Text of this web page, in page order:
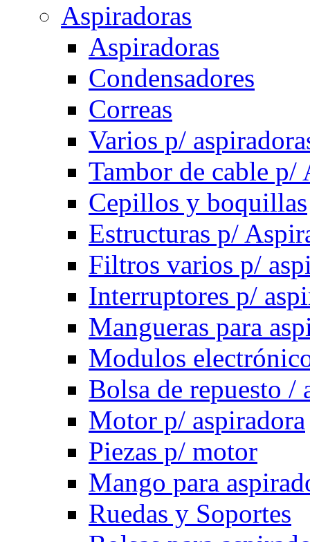
Aspiradoras
Aspiradoras
Condensadores
Correas
Varios p/
Tambor de cable p/
Cepillos y boquillas
Estructuras p/
Filtros varios p/
Interruptores p/
Mangueras para
Modulos
Bolsa de repuesto /
Motor p/ aspiradora
Piezas p/ motor
Mango para
Ruedas y Soportes